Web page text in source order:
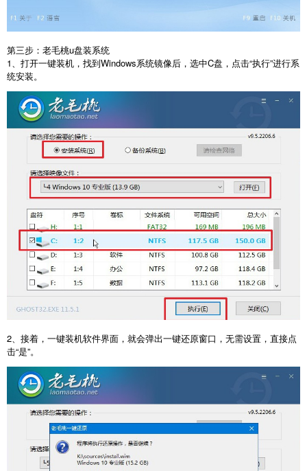
第三步：老毛桃u盘装系统
1、打开一键装机，找到Windows系统镜像后，选中C盘，点击“执行”进行系
统安装。
2、接着，一键装机软件界面，就会弹出一键还原窗口，无需设置，直接点
击“是”。